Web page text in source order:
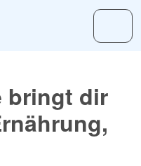
bringt dir